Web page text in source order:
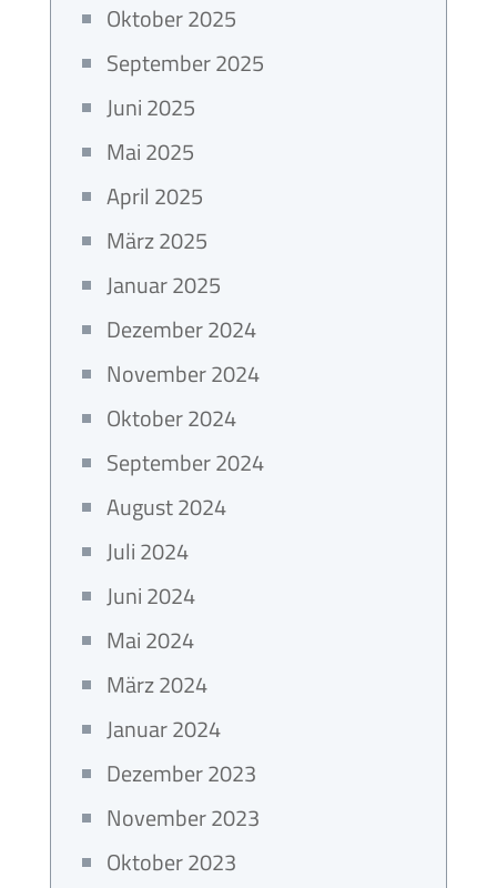
Oktober 2025
September 2025
Juni 2025
Mai 2025
April 2025
März 2025
Januar 2025
Dezember 2024
November 2024
Oktober 2024
September 2024
August 2024
Juli 2024
Juni 2024
Mai 2024
März 2024
Januar 2024
Dezember 2023
November 2023
Oktober 2023